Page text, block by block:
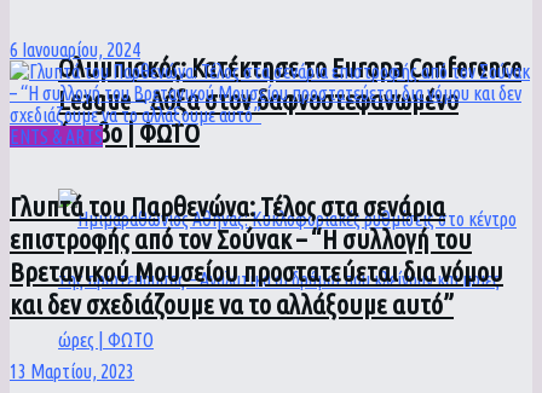
Ολυμπιακός: Κατέκτησε το Europa Conference
League – Δόξα στον δαφνοστεφανωμένο
έφηβο | ΦΩΤΟ
6 Ιανουαρίου, 2024
ENTS & ARTS
Γλυπτά του Παρθενώνα: Τέλος στα σενάρια
επιστροφής από τον Σούνακ – “Η συλλογή του
Βρετανικού Μουσείου προστατεύεται δια νόμου
και δεν σχεδιάζουμε να το αλλάξουμε αυτό”
13 Μαρτίου, 2023